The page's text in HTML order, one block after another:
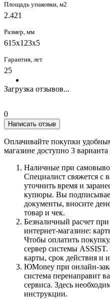
Площадь упаковки, м2
2.421
Размер, мм
615x123x5
Гарантия, лет
25
Загрузка отзывов...
0
Написать отзыв
Оплачивайте покупки
магазине доступно 3
Наличные при
Специалист свяжется с
уточнить время и
купюры. Вы
документы, вносите
товар и чек.
Безналичный расчет
интернет-магазине:
Чтобы оплатить
сервер системы
карты, срок действия и
ЮMoney при онлайн-
система перенаправит
сервиса. Здесь
инструкции.